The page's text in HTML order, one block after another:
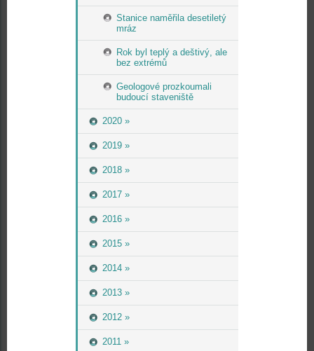
Stanice naměřila desetiletý
mráz
Rok byl teplý a deštivý, ale
bez extrémů
Geologové prozkoumali
budoucí staveniště
2020 »
2019 »
2018 »
2017 »
2016 »
2015 »
2014 »
2013 »
2012 »
2011 »